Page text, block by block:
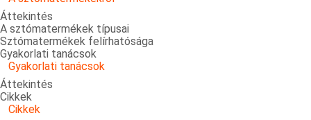
Áttekintés
A sztómatermékek típusai
Sztómatermékek felírhatósága
Gyakorlati tanácsok
Gyakorlati tanácsok
Áttekintés
Cikkek
Cikkek